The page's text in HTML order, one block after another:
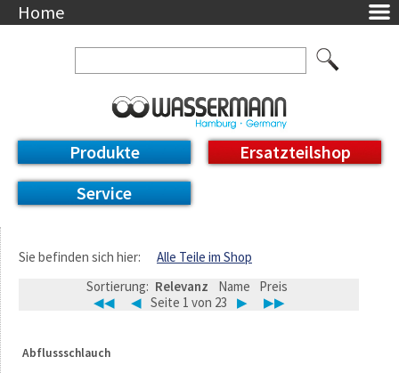
Home
Ansprechpartner
Datenschutzerklärung
Messetermine
Downloads
Feinwerk
DE / EN
Deutsch
Produkte
Ersatzteilshop
Service
Sie befinden sich hier:
Alle Teile im Shop
Sortierung: Relevanz Name
Preis
◀◀
◀ Seite 1 von 23 ▶ ▶▶
Abflussschlauch